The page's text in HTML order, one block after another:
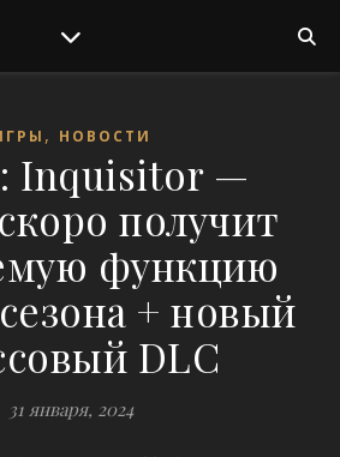
, НОВОСТИ
Inquisitor —
получит
функцию
+ новый
DLC
31 января, 2024